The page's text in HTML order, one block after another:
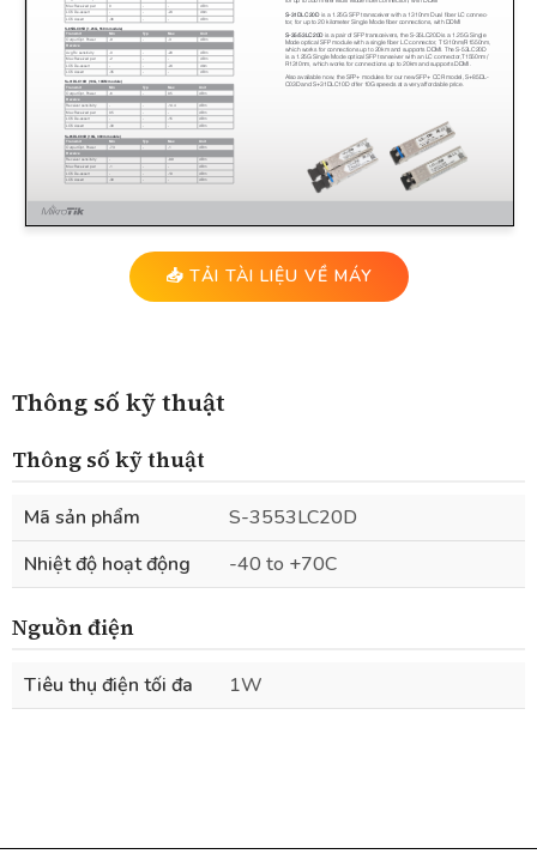
📥 TẢI TÀI LIỆU VỀ MÁY
Thông số kỹ thuật
Thông số kỹ thuật
Mã sản phẩm
S-3553LC20D
Nhiệt độ hoạt động
-40 to +70C
Nguồn điện
Tiêu thụ điện tối đa 1W